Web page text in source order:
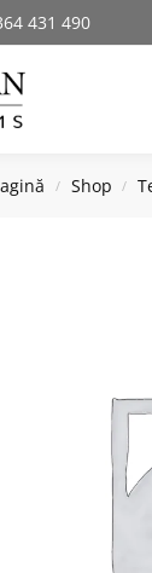
431 490
/ Shop /